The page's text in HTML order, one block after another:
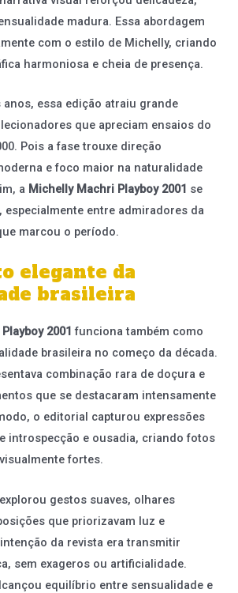
madura. Essa abordagem
com o estilo de Michelly, criando
harmoniosa e cheia de presença.
anos, essa edição atraiu grande
que apreciam ensaios do
Pois a fase trouxe direção
e foco maior na naturalidade
a Michelly Machri Playboy 2001 se
especialmente entre admiradores da
marcou o período.
elegante da
brasileira
2001 funciona também como
brasileira no começo da década.
combinação rara de doçura e
que se destacaram intensamente
o editorial capturou expressões
introspecção e ousadia, criando fotos
fortes.
gestos suaves, olhares
que priorizavam luz e
da revista era transmitir
sem exageros ou artificialidade.
equilíbrio entre sensualidade e